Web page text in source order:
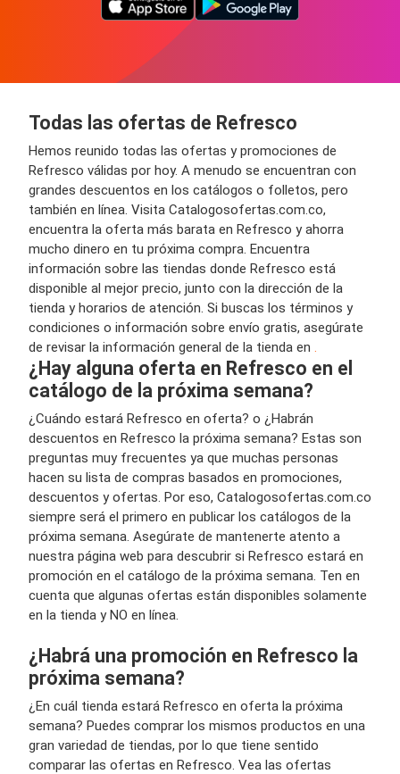
Todas las ofertas de Refresco
Hemos reunido todas las ofertas y promociones de
Refresco válidas por hoy. A menudo se encuentran con
grandes descuentos en los catálogos o folletos, pero
también en línea. Visita Catalogosofertas.com.co,
encuentra la oferta más barata en Refresco y ahorra
mucho dinero en tu próxima compra. Encuentra
información sobre las tiendas donde Refresco está
disponible al mejor precio, junto con la dirección de la
tienda y horarios de atención. Si buscas los términos y
condiciones o información sobre envío gratis, asegúrate
de revisar la información general de la tienda en
¿Hay alguna oferta en Refresco en el
catálogo de la próxima semana?
¿Cuándo estará Refresco en oferta? o ¿Habrán
descuentos en Refresco la próxima semana? Estas son
preguntas muy frecuentes ya que muchas personas
hacen su lista de compras basados en promociones,
descuentos y ofertas. Por eso, Catalogosofertas.com.co
siempre será el primero en publicar los catálogos de la
próxima semana. Asegúrate de mantenerte atento a
nuestra página web para descubrir si Refresco estará en
promoción en el catálogo de la próxima semana. Ten en
cuenta que algunas ofertas están disponibles solamente
en la tienda y NO en línea.
¿Habrá una promoción en Refresco la
próxima semana?
¿En cuál tienda estará Refresco en oferta la próxima
semana? Puedes comprar los mismos productos en una
gran variedad de tiendas, por lo que tiene sentido
comparar las ofertas en Refresco. Vea las ofertas